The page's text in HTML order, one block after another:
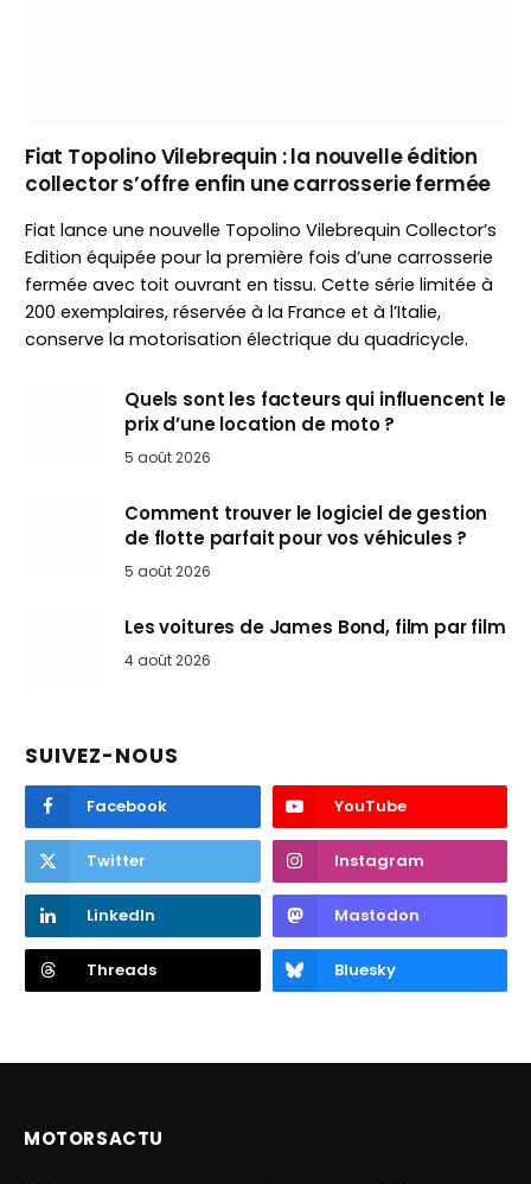
Fiat Topolino Vilebrequin : la nouvelle édition
collector s’offre enfin une carrosserie fermée
Fiat lance une nouvelle Topolino Vilebrequin Collector’s
Edition équipée pour la première fois d’une carrosserie
fermée avec toit ouvrant en tissu. Cette série limitée à
200 exemplaires, réservée à la France et à l’Italie,
conserve la motorisation électrique du quadricycle.
Quels sont les facteurs qui influencent le
prix d’une location de moto ?
5 août 2026
Comment trouver le logiciel de gestion
de flotte parfait pour vos véhicules ?
5 août 2026
Les voitures de James Bond, film par film
4 août 2026
SUIVEZ-NOUS
Facebook YouTube
Twitter Instagram
LinkedIn Mastodon
Threads Bluesky
MOTORSACTU